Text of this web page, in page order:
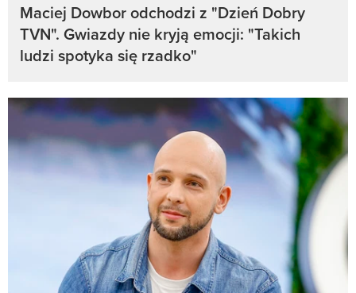
Maciej Dowbor odchodzi z "Dzień Dobry
TVN". Gwiazdy nie kryją emocji: "Takich
ludzi spotyka się rzadko"